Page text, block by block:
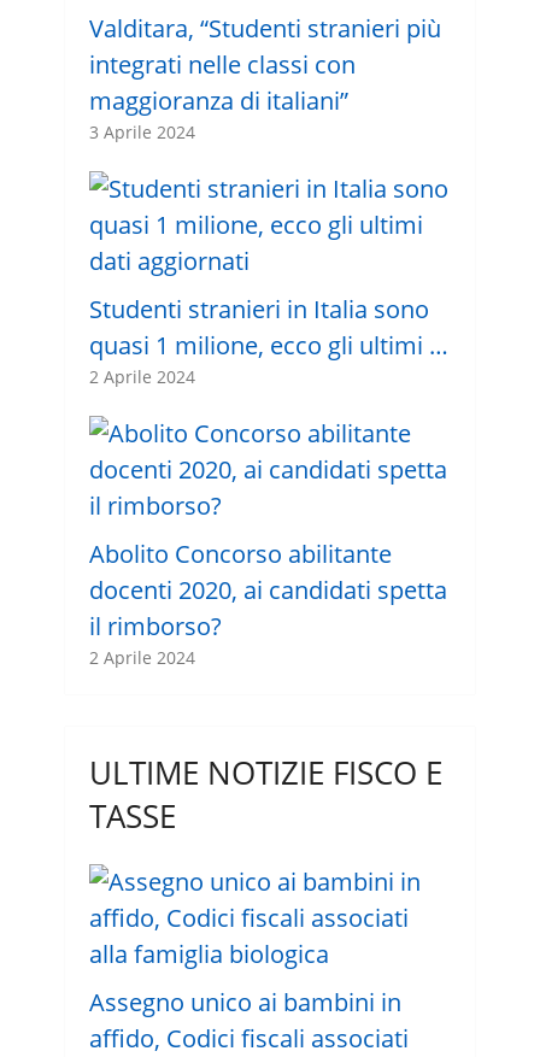
Valditara, “Studenti stranieri più
integrati nelle classi con
maggioranza di italiani”
3 Aprile 2024
Studenti stranieri in Italia sono
quasi 1 milione, ecco gli ultimi …
2 Aprile 2024
Abolito Concorso abilitante
docenti 2020, ai candidati spetta
il rimborso?
2 Aprile 2024
ULTIME NOTIZIE FISCO E
TASSE
Assegno unico ai bambini in
affido, Codici fiscali associati